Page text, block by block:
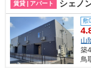
賃貸 | アパート シェノ
敷
山
築
鳥